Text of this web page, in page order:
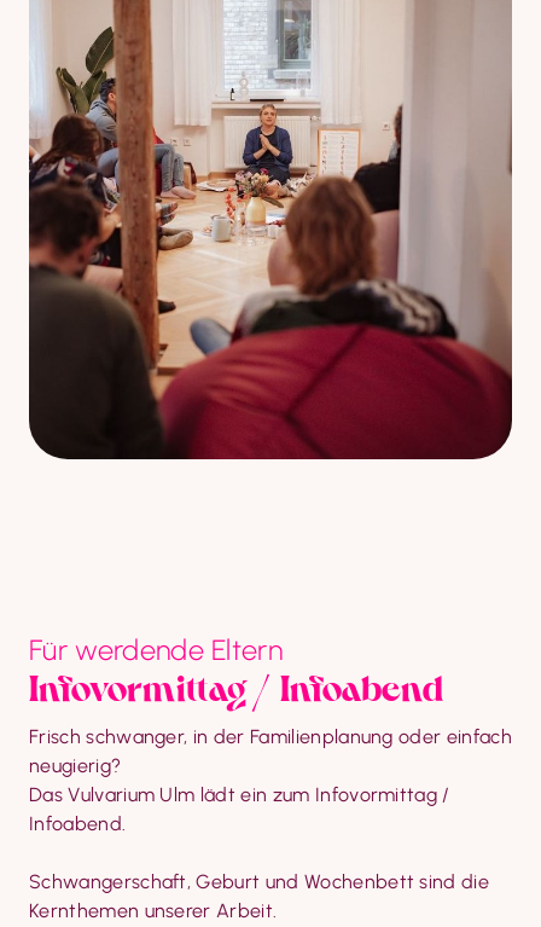
Für werdende Eltern
Infovormittag / Infoabend
Frisch schwanger, in der Familienplanung oder einfach
neugierig?
Das Vulvarium Ulm lädt ein zum Infovormittag /
Infoabend.
Schwangerschaft, Geburt und Wochenbett sind die
Kernthemen unserer Arbeit.